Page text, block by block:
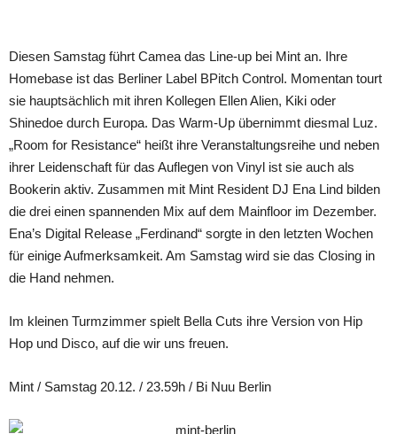
Diesen Samstag führt Camea das Line-up bei Mint an. Ihre
Homebase ist das Berliner Label BPitch Control. Momentan tourt
sie hauptsächlich mit ihren Kollegen Ellen Alien, Kiki oder
Shinedoe durch Europa. Das Warm-Up übernimmt diesmal Luz.
„Room for Resistance“ heißt ihre Veranstaltungsreihe und neben
ihrer Leidenschaft für das Auflegen von Vinyl ist sie auch als
Bookerin aktiv. Zusammen mit Mint Resident DJ Ena Lind bilden
die drei einen spannenden Mix auf dem Mainfloor im Dezember.
Ena’s Digital Release „Ferdinand“ sorgte in den letzten Wochen
für einige Aufmerksamkeit. Am Samstag wird sie das Closing in
die Hand nehmen.
Im kleinen Turmzimmer spielt Bella Cuts ihre Version von Hip
Hop und Disco, auf die wir uns freuen.
Mint / Samstag 20.12. / 23.59h / Bi Nuu Berlin